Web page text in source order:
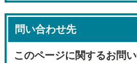
問い合わせ先
このページに関するお問